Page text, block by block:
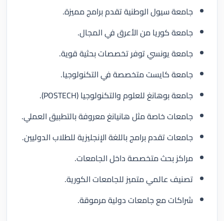
جامعة سيول الوطنية تقدم برامج مميزة.
جامعة كوريا من الأعرق في المجال.
جامعة يونسي توفر تخصصات بحثية قوية.
جامعة كايست متخصصة في التكنولوجيا.
جامعة بوهانغ للعلوم والتكنولوجيا (POSTECH).
جامعات خاصة مثل هانيانغ معروفة بالتطبيق العملي.
جامعات تقدم برامج باللغة الإنجليزية للطلاب الدوليين.
مراكز بحث متخصصة داخل الجامعات.
تصنيف عالمي متميز للجامعات الكورية.
شراكات مع جامعات دولية مرموقة.